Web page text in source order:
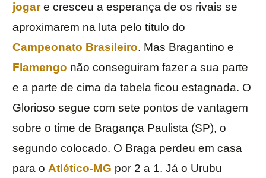
jogare cresceu a esperança de os rivais se
aproximarem na luta pelo título do
Campeonato Brasileiro. Mas Bragantino e
Flamengo não conseguiram fazer a sua parte
e a parte de cima da tabela ficou estagnada. O
Glorioso segue com sete pontos de vantagem
sobre o time de Bragança Paulista (SP), o
segundo colocado. O Braga perdeu em casa
para o Atlético-MG por 2 a 1. Já o Urubu